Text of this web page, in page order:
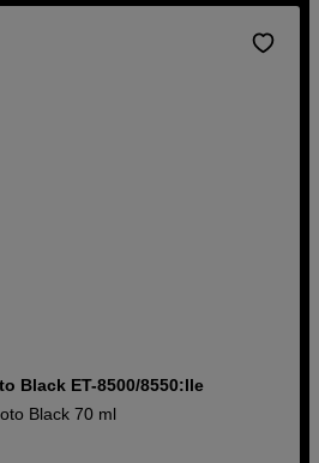
Black ET-8500/8550:lle
Black 70 ml